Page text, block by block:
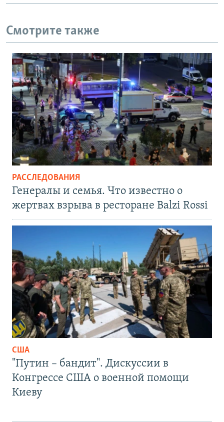
Смотрите также
РАССЛЕДОВАНИЯ
Генералы и семья. Что известно о
жертвах взрыва в ресторане Balzi Rossi
США
"Путин – бандит". Дискуссии в
Конгрессе США о военной помощи
Киеву